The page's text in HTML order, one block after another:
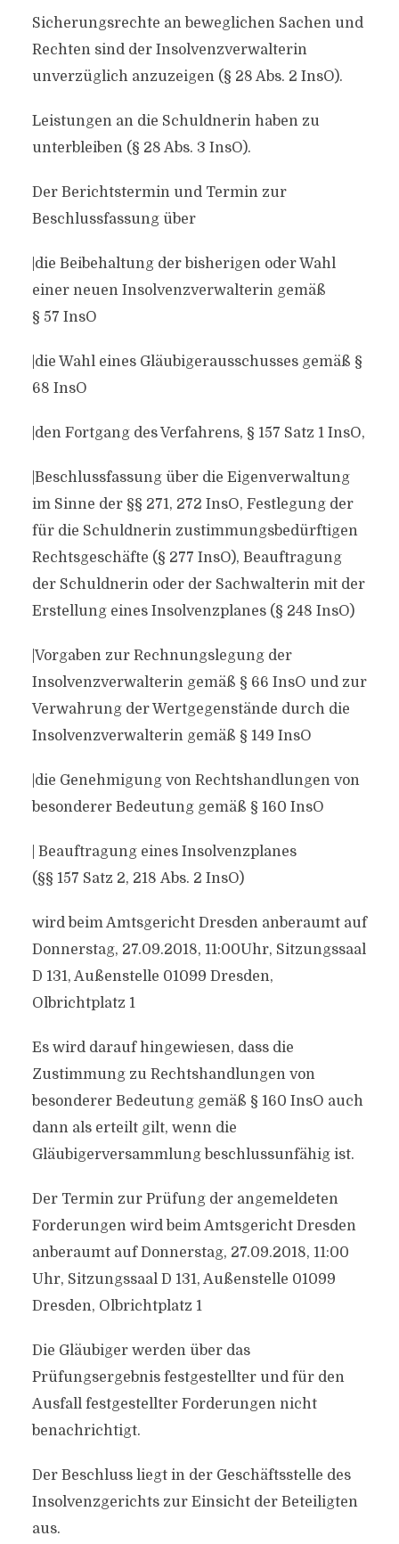
Sicherungsrechte an beweglichen Sachen und
Rechten sind der Insolvenzverwalterin
unverzüglich anzuzeigen (§ 28 Abs. 2 InsO).
Leistungen an die Schuldnerin haben zu
unterbleiben (§ 28 Abs. 3 InsO).
Der Berichtstermin und Termin zur
Beschlussfassung über
|die Beibehaltung der bisherigen oder Wahl
einer neuen Insolvenzverwalterin gemäß
§ 57 InsO
|die Wahl eines Gläubigerausschusses gemäß §
68 InsO
|den Fortgang des Verfahrens, § 157 Satz 1 InsO,
|Beschlussfassung über die Eigenverwaltung
im Sinne der §§ 271, 272 InsO, Festlegung der
für die Schuldnerin zustimmungsbedürftigen
Rechtsgeschäfte (§ 277 InsO), Beauftragung
der Schuldnerin oder der Sachwalterin mit der
Erstellung eines Insolvenzplanes (§ 248 InsO)
|Vorgaben zur Rechnungslegung der
Insolvenzverwalterin gemäß § 66 InsO und zur
Verwahrung der Wertgegenstände durch die
Insolvenzverwalterin gemäß § 149 InsO
|die Genehmigung von Rechtshandlungen von
besonderer Bedeutung gemäß § 160 InsO
| Beauftragung eines Insolvenzplanes
(§§ 157 Satz 2, 218 Abs. 2 InsO)
wird beim Amtsgericht Dresden anberaumt auf
Donnerstag, 27.09.2018, 11:00Uhr, Sitzungssaal
D 131, Außenstelle 01099 Dresden,
Olbrichtplatz 1
Es wird darauf hingewiesen, dass die
Zustimmung zu Rechtshandlungen von
besonderer Bedeutung gemäß § 160 InsO auch
dann als erteilt gilt, wenn die
Gläubigerversammlung beschlussunfähig ist.
Der Termin zur Prüfung der angemeldeten
Forderungen wird beim Amtsgericht Dresden
anberaumt auf Donnerstag, 27.09.2018, 11:00
Uhr, Sitzungssaal D 131, Außenstelle 01099
Dresden, Olbrichtplatz 1
Die Gläubiger werden über das
Prüfungsergebnis festgestellter und für den
Ausfall festgestellter Forderungen nicht
benachrichtigt.
Der Beschluss liegt in der Geschäftsstelle des
Insolvenzgerichts zur Einsicht der Beteiligten
aus.